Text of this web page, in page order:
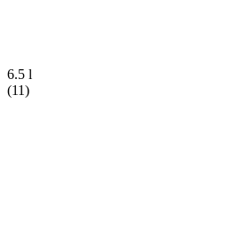
6.5 l
(11)